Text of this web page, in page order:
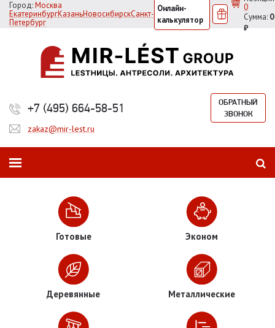
Город:Москва
ЕкатеринбургКазаньНовосибирскСанкт-
Петербург
Онлайн-
калькулятор
0
Сумма: 0
₽
+7 (495) 664-58-51
ОБРАТНЫЙ
ЗВОНОК
zakaz@mir-lest.ru
Готовые Эконом
Деревянные Металлические